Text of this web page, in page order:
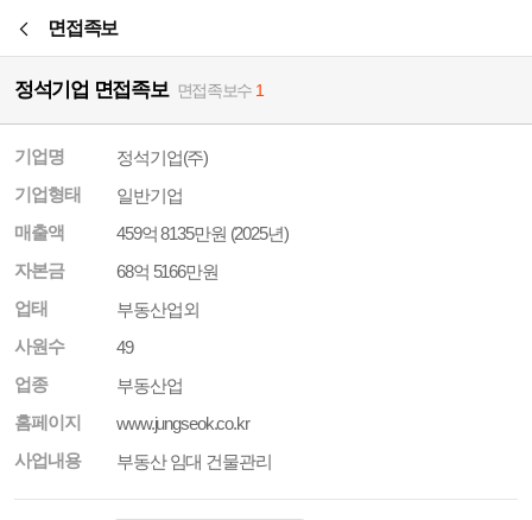
면접족보
정석기업 면접족보 면접족보수 1
기업명
정석기업(주)
기업형태
일반기업
매출액
459억 8135만원 (2025년)
자본금
68억 5166만원
업태
부동산업외
사원수
49
업종
부동산업
홈페이지
www.jungseok.co.kr
사업내용
부동산 임대 건물관리